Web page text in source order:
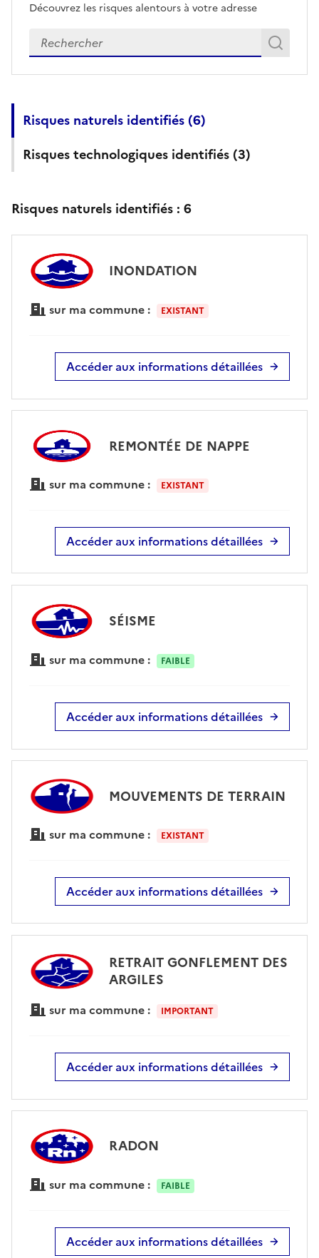
Découvrez les risques alentours à votre adresse
Veuillez renseigner votre adresse exacte
Risques naturels identifiés (6)
Risques technologiques identifiés (3)
Risques naturels identifiés : 6
INONDATION
sur ma commune : EXISTANT
Accéder aux informations détaillées
REMONTÉE DE NAPPE
sur ma commune : EXISTANT
Accéder aux informations détaillées
SÉISME
sur ma commune : FAIBLE
Accéder aux informations détaillées
MOUVEMENTS DE TERRAIN
sur ma commune : EXISTANT
Accéder aux informations détaillées
RETRAIT GONFLEMENT DES
ARGILES
sur ma commune : IMPORTANT
Accéder aux informations détaillées
RADON
sur ma commune : FAIBLE
Accéder aux informations détaillées